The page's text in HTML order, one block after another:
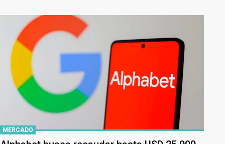
MERCADO